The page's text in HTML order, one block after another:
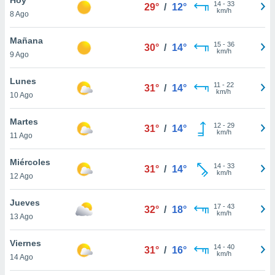
en
más
nuestra
de
cookies
aceptar
8 Ago
29° / 12° 14- 33
km/h
Mañana
9 Ago
30° / 14° 15- 36
km/h
Lunes
10 Ago
31° / 14° 11 - 22
km/h
Martes
11 Ago
31° / 14° 12- 29
km/h
Miércoles
12 Ago
31° / 14° 14- 33
km/h
Jueves
13 Ago
32° / 18° 17- 43
km/h
Viernes
14 Ago
31° / 16° 14- 40
km/h